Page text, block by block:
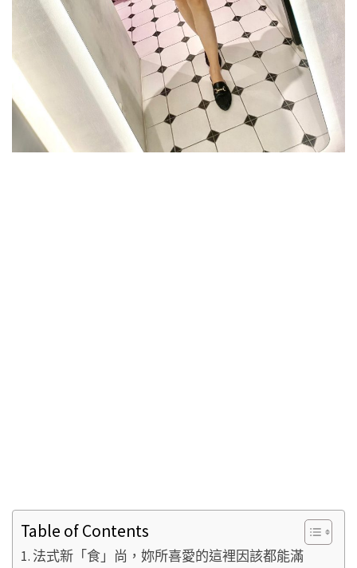
Table of Contents
法式新「食」尚，妳所喜愛的這裡因該都能滿